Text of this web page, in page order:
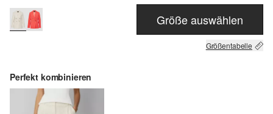
Größe auswählen
Größentabelle
Perfekt kombinieren